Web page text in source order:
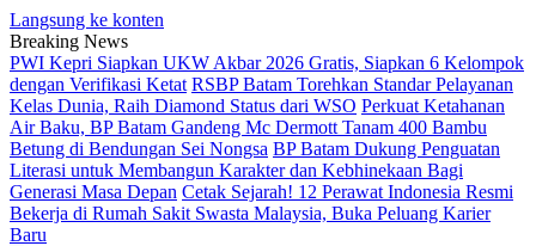
Langsung ke konten
Breaking News
PWI Kepri Siapkan UKW Akbar 2026 Gratis, Siapkan 6 Kelompok
dengan Verifikasi Ketat RSBP Batam Torehkan Standar Pelayanan
Kelas Dunia, Raih Diamond Status dari WSO Perkuat Ketahanan
Air Baku, BP Batam Gandeng Mc Dermott Tanam 400 Bambu
Betung di Bendungan Sei Nongsa BP Batam Dukung Penguatan
Literasi untuk Membangun Karakter dan Kebhinekaan Bagi
Generasi Masa Depan Cetak Sejarah! 12 Perawat Indonesia Resmi
Bekerja di Rumah Sakit Swasta Malaysia, Buka Peluang Karier
Baru